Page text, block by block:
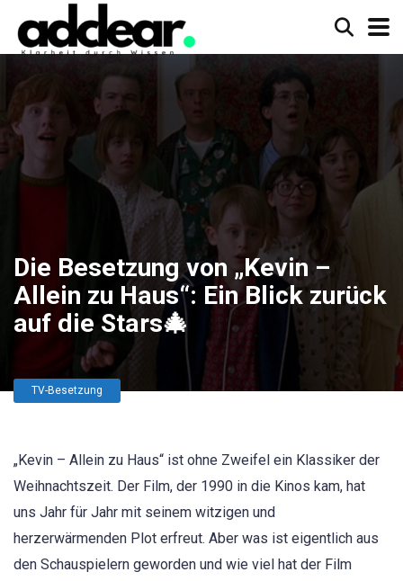
Die Besetzung von „Kevin –
Allein zu Haus“: Ein Blick zurück
auf die Stars🎄
TV-Besetzung
„Kevin – Allein zu Haus“ ist ohne Zweifel ein Klassiker der
Weihnachtszeit. Der Film, der 1990 in die Kinos kam, hat
uns Jahr für Jahr mit seinem witzigen und
herzerwärmenden Plot erfreut. Aber was ist eigentlich aus
den Schauspielern geworden und wie viel hat der Film